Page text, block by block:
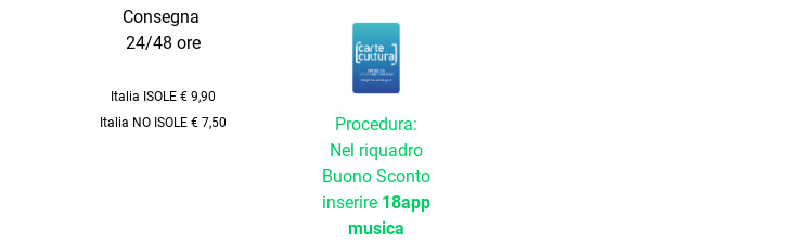
Consegna
24/48 ore
Italia ISOLE € 9,90
Italia NO ISOLE € 7,50
Procedura:
Nel riquadro
Buono Sconto
inserire 18app
musica